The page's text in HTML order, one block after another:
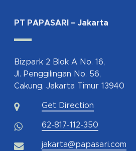
PT PAPASARI – Jakarta
Bizpark 2 Blok A No. 16,
Jl. Penggilingan No. 56,
Cakung, Jakarta Timur 13940
Get Direction
62-817-112-350
jakarta@papasari.com